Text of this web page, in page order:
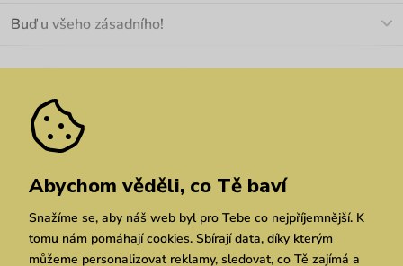
Materiály a údržba
Pozáruční opravy
Velkoobchod
We Care
Dárkové poukazy
Vuchlook
Prodejny
Praha Brno Chrudim
Buď u všeho zásadního!
Zásady ochrany osobních údajů
Abychom věděli, co Tě baví
Snažíme se, aby náš web byl pro Tebe co nejpříjemnější. K
tomu nám pomáhají cookies. Sbírají data, díky kterým
můžeme personalizovat reklamy, sledovat, co Tě zajímá a